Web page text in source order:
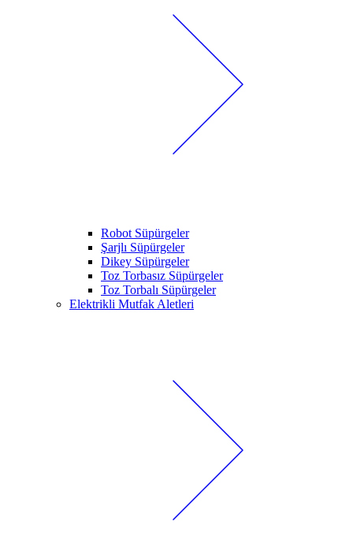
Robot Süpürgeler
Şarjlı Süpürgeler
Dikey Süpürgeler
Toz Torbasız Süpürgeler
Toz Torbalı Süpürgeler
Elektrikli Mutfak Aletleri